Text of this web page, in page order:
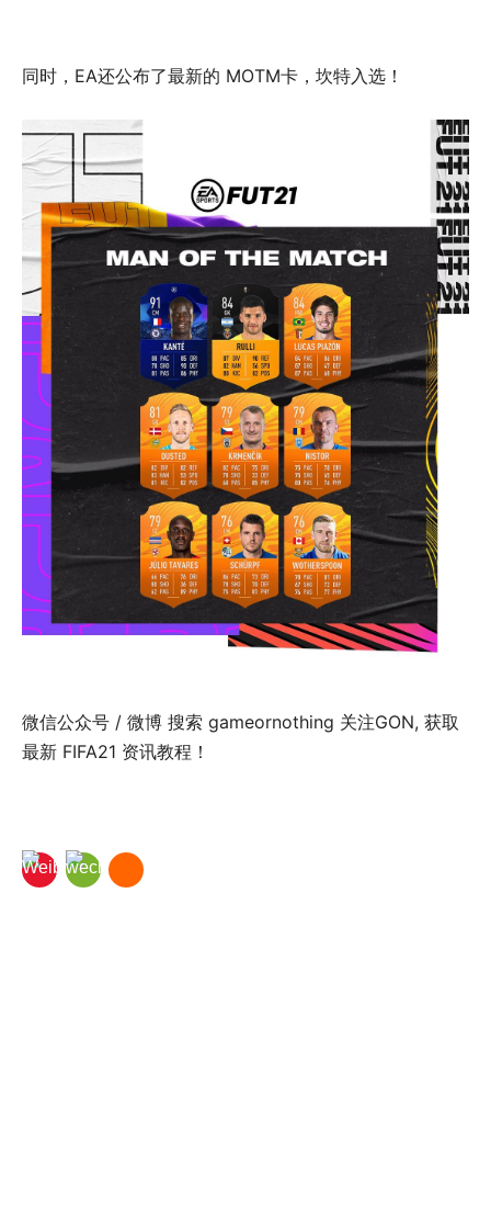
同时，EA还公布了最新的 MOTM卡，坎特入选！
微信公众号 / 微博 搜索 gameornothing 关注GON, 获取
最新 FIFA21 资讯教程！